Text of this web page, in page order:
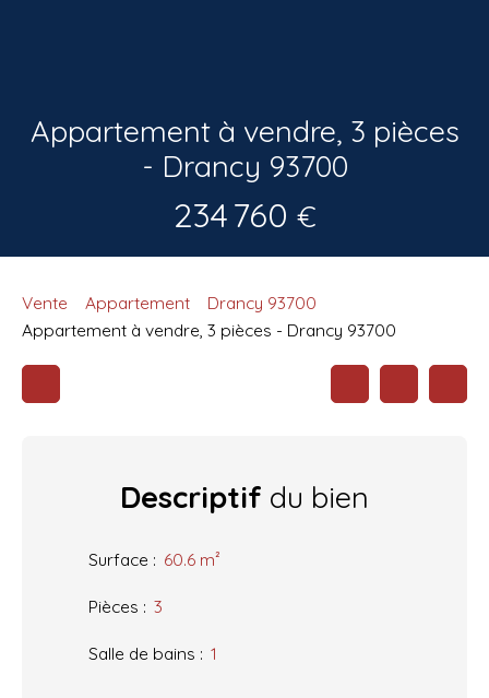
Appartement à vendre, 3 pièces
- Drancy 93700
234 760 €
Vente Appartement
Drancy 93700
Appartement à vendre, 3 pièces - Drancy 93700
Descriptif du bien
Surface : 60.6 m²
Pièces : 3
Salle de bains : 1